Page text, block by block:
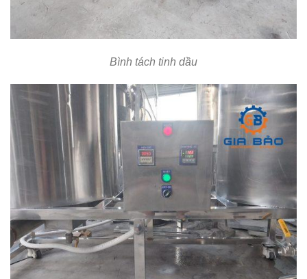
Bình tách tinh dầu